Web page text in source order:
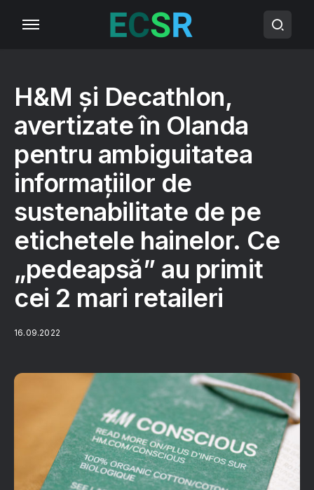
H&M și Decathlon,
avertizate în Olanda
pentru ambiguitatea
informațiilor de
sustenabilitate de pe
etichetele hainelor. Ce
„pedeapsă” au primit
cei 2 mari retaileri
16.09.2022